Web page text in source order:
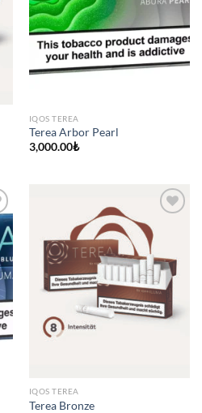
IQOS TEREA
Terea Arbor Pearl
3,000.00₺
IQOS TEREA
Terea Bronze